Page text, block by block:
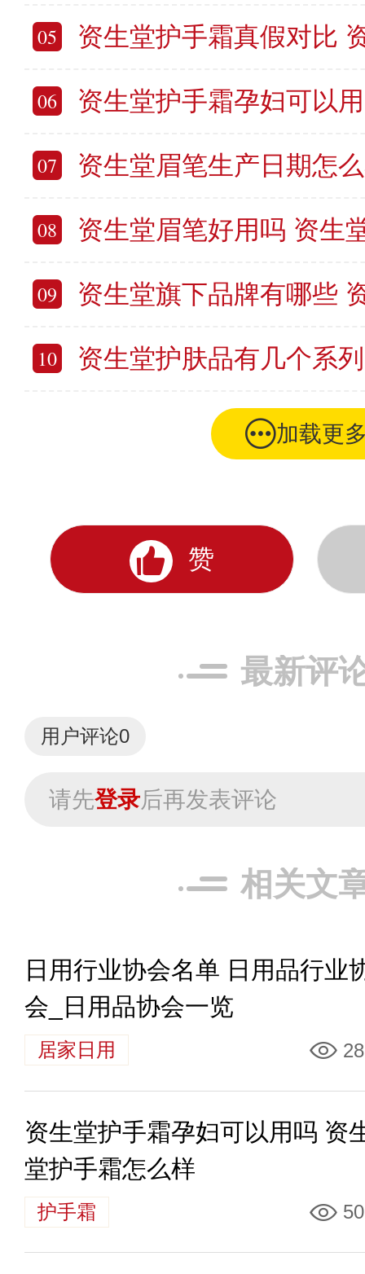
05 资生堂护手霜真假对比 资生
06 资生堂护手霜孕妇可以用吗
07 资生堂眉笔生产日期怎么看 资生堂
08 资生堂眉笔好用吗 资生
09 资生堂旗下品牌有哪些 资生
10 资生堂护肤品有几个系列 资
加载更
赞
最新评
用户评论0
请先登录后再发表评论
相关文
日用行业协会名单 日用品行业
会_日用品协会一览
居家日用
资生堂护手霜孕妇可以用吗 资
堂护手霜怎么样
护手霜